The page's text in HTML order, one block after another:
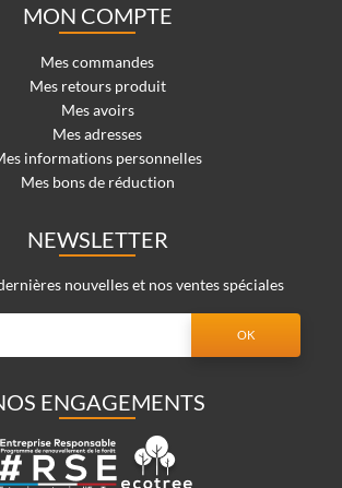
MON COMPTE
Mes commandes
Mes retours produit
Mes avoirs
Mes adresses
informations personnelles
Mes bons de réduction
NEWSLETTER
nouvelles et nos ventes spéciales
ENGAGEMENTS